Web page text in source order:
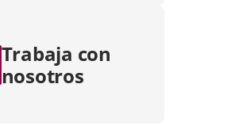
Trabaja con
nosotros